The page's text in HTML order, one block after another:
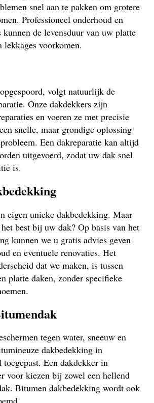
snel aan te pakken om grotere
Professioneel onderhoud en
de levensduur van uw platte
lekkages voorkomen.
volgt natuurlijk de
Onze dakdekkers zijn
en voeren ze met precisie
snelle, maar grondige oplossing
Een dakreparatie kan altijd
uitgevoerd, zodat uw dak snel
is.
eigen unieke dakbedekking. Maar
best bij uw dak? Op basis van het
kunnen we u gratis advies geven
en eventuele renovaties. Het
dat we maken, is tussen
platte daken, zonder specifieke
tegen water, sneeuw en
dakbedekking in
Een dakdekker in
voor kiezen bij zowel een hellend
Bitumen dakbedekking wordt ook